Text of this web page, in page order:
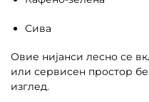
Сива
Овие нијанси лесно се
или сервисен простор
изглед.